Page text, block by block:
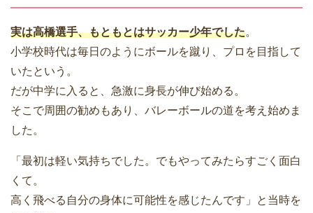
実は高橋選手、もともとはサッカー少年でした。
小学校時代は毎日のようにボールを蹴り、プロを目指して
いたという。
だが中学に入ると、急激に身長が伸び始める。
そこで周囲の勧めもあり、バレーボールの道を考え始めま
した。
「最初は軽い気持ちでした。でもやってみたらすごく面白
くて。
高く飛べる自分の身体に可能性を感じたんです」と当時を